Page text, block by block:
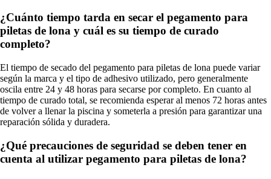
¿Cuánto tiempo tarda en secar el pegamento para
piletas de lona y cuál es su tiempo de curado
completo?
El tiempo de secado del pegamento para piletas de lona puede variar
según la marca y el tipo de adhesivo utilizado, pero generalmente
oscila entre 24 y 48 horas para secarse por completo. En cuanto al
tiempo de curado total, se recomienda esperar al menos 72 horas antes
de volver a llenar la piscina y someterla a presión para garantizar una
reparación sólida y duradera.
¿Qué precauciones de seguridad se deben tener en
cuenta al utilizar pegamento para piletas de lona?